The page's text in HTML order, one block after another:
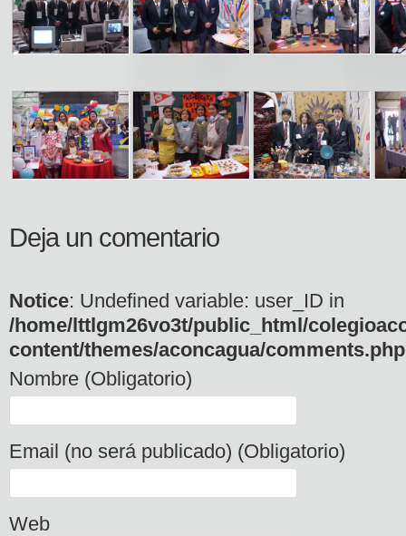
Deja un comentario
Notice: Undefined variable: user_ID in
/home/lttlgm26vo3t/public_html/
content/themes/aconcagua/comments.php
Nombre (Obligatorio)
Email (no será publicado) (Obligatorio)
Web